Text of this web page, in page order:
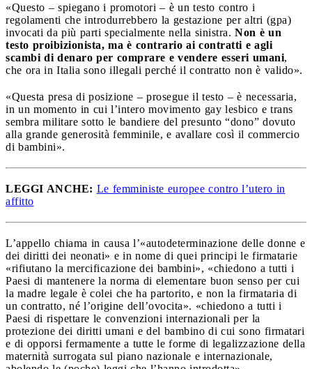
«Questo – spiegano i promotori – è un testo contro i
regolamenti che introdurrebbero la gestazione per altri (gpa)
invocati da più parti specialmente nella sinistra. Non è un
testo proibizionista, ma è contrario ai contratti e agli
scambi di denaro per comprare e vendere esseri umani,
che ora in Italia sono illegali perché il contratto non è valido».
«Questa presa di posizione – prosegue il testo – è necessaria,
in un momento in cui l’intero movimento gay lesbico e trans
sembra militare sotto le bandiere del presunto “dono” dovuto
alla grande generosità femminile, e avallare così il commercio
di bambini».
LEGGI ANCHE: Le femministe europee contro l’utero in
affitto
L’appello chiama in causa l’«autodeterminazione delle donne e
dei diritti dei neonati» e in nome di quei principi le firmatarie
«rifiutano la mercificazione dei bambini», «chiedono a tutti i
Paesi di mantenere la norma di elementare buon senso per cui
la madre legale è colei che ha partorito, e non la firmataria di
un contratto, né l’origine dell’ovocita». «chiedono a tutti i
Paesi di rispettare le convenzioni internazionali per la
protezione dei diritti umani e del bambino di cui sono firmatari
e di opporsi fermamente a tutte le forme di legalizzazione della
maternità surrogata sul piano nazionale e internazionale,